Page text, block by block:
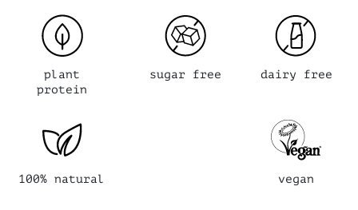
plant
protein
sugar free dairy free
100% natural vegan